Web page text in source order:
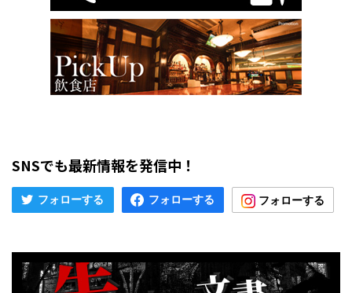
SNSでも最新情報を発信中！